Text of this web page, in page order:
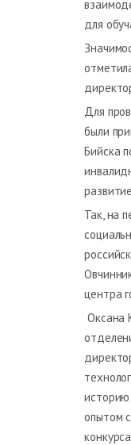
для
Для
были
Бийска
Так, на
центра
Оксана
историю
опытом